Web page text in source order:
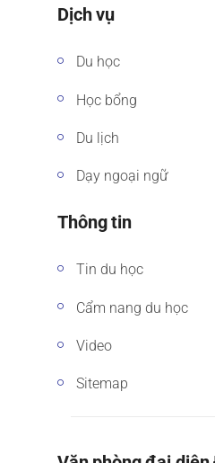
Dịch vụ
Du học
Học bổng
Du lịch
Dạy ngoại ngữ
Thông tin
Tin du học
Cẩm nang du học
Video
Sitemap